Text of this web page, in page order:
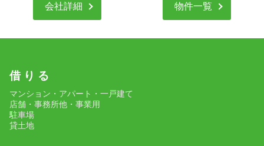
会社詳細 物件一覧
借 り る
マンション・アパート・一戸建て
店舗・事務所他・事業用
駐車場
貸土地